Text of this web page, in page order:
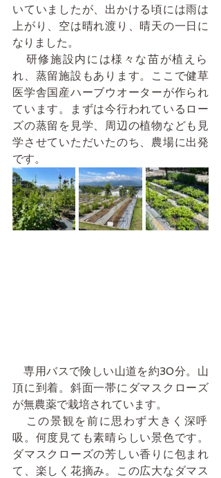
いていましたが、出かける頃には雨は
上がり、空は晴れ渡り、晴天の一日に
なりました。
れ、蒸留施設もあります。ここで健草
医学舎国産ハーブウオーターが作られ
ています。まずは今行われているロー
ズの蒸留を見学、周辺の植物なども見
学させていただいたのち、農場に出発
です。
   専用バスで険しい山道を約30分。山
頂に到着。斜面一帯にダマスクローズ
が無農薬で栽培されています。
吸。何度見ても素晴らしい景色です。
ダマスクローズの芳しい香りに包まれ
て、楽しく花摘み。この広大なダマス